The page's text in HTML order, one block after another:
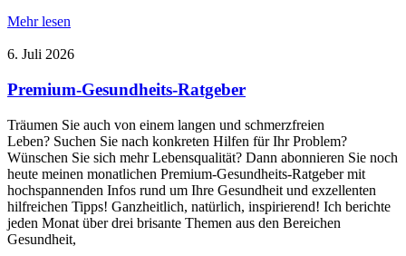
Mehr lesen
6. Juli 2026
Premium-Gesundheits-Ratgeber
Träumen Sie auch von einem langen und schmerzfreien
Leben? Suchen Sie nach konkreten Hilfen für Ihr Problem?
Wünschen Sie sich mehr Lebensqualität? Dann abonnieren Sie noch
heute meinen monatlichen Premium-Gesundheits-Ratgeber mit
hochspannenden Infos rund um Ihre Gesundheit und exzellenten
hilfreichen Tipps! Ganzheitlich, natürlich, inspirierend! Ich berichte
jeden Monat über drei brisante Themen aus den Bereichen
Gesundheit,